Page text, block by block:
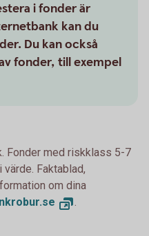
i fonder är
kan du
Du kan också
fonder, till exempel
Fonder med riskklass 5-7
Faktablad,
om dina
.